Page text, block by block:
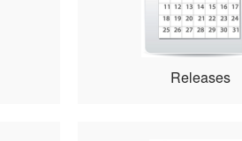
Releases